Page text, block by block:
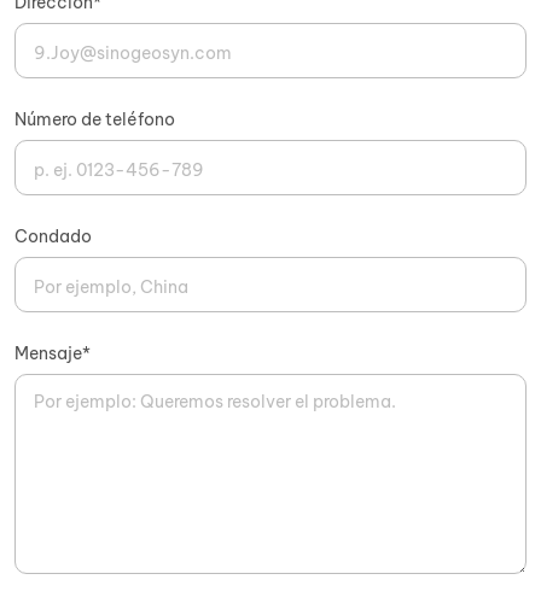
Número de teléfono
Condado
Mensaje*